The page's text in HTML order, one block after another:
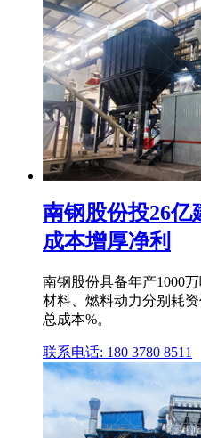
南钢股份投26亿
成本增厚净利
南钢股份具备年产1000
材料、燃料动力分别耗
总成本%。
联系电话: 180 3780 8511